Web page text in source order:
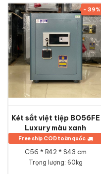
- 39%
Két sắt việt tiệp BO56FE
Luxury màu xanh
Free ship COD toàn quốc
C56 * R42 * S43 cm
Trọng lượng: 60kg